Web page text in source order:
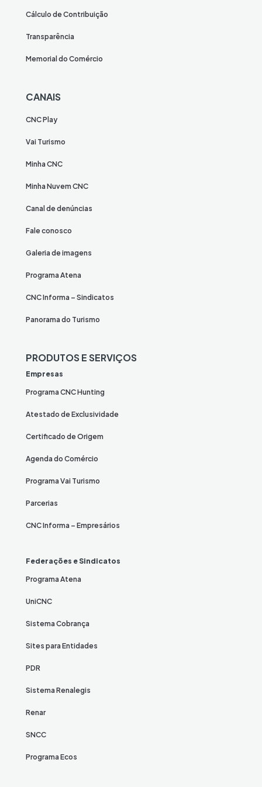
Cálculo de Contribuição
Transparência
Memorial do Comércio
CANAIS
CNC Play
Vai Turismo
Minha CNC
Minha Nuvem CNC
Canal de denúncias
Fale conosco
Galeria de imagens
Programa Atena
CNC Informa – Sindicatos
Panorama do Turismo
PRODUTOS E SERVIÇOS
Empresas
Programa CNC Hunting
Atestado de Exclusividade
Certificado de Origem
Agenda do Comércio
Programa Vai Turismo
Parcerias
CNC Informa – Empresários
Federações e Sindicatos
Programa Atena
UniCNC
Sistema Cobrança
Sites para Entidades
PDR
Sistema Renalegis
Renar
SNCC
Programa Ecos